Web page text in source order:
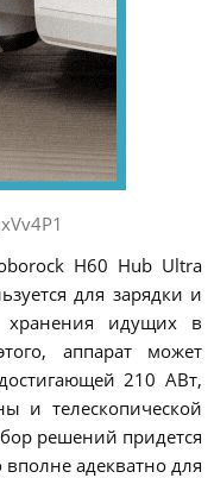
H60 Hub Ultra
для зарядки и
хранения идущих в
аппарат может
210 АВт,
и телескопической
решений придется
адекватно для